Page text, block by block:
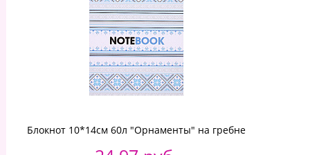
Блокнот 10*14см 60л "Орнаменты" на гребне